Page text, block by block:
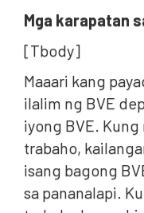
Mga karapatan
[Tbody]
Maaari kang
ilalim ng BVE
iyong BVE.
trabaho,
isang bagong
sa pananalapi.